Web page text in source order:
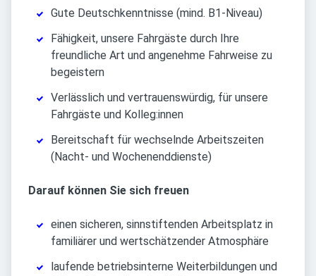
Gute Deutschkenntnisse (mind. B1-Niveau)
Fähigkeit, unsere Fahrgäste durch Ihre
freundliche Art und angenehme Fahrweise zu
begeistern
Verlässlich und vertrauenswürdig, für unsere
Fahrgäste und Kolleg:innen
Bereitschaft für wechselnde Arbeitszeiten
(Nacht- und Wochenenddienste)
Darauf können Sie sich freuen
einen sicheren, sinnstiftenden Arbeitsplatz in
familiärer und wertschätzender Atmosphäre
laufende betriebsinterne Weiterbildungen und